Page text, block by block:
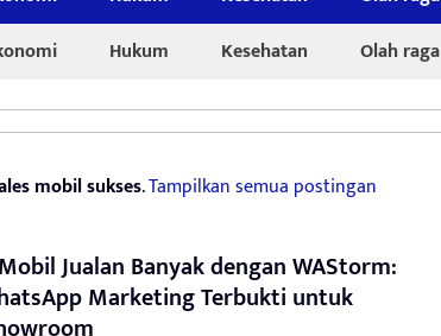
Hukum Kesehatan Olah raga
mobil sukses.Tampilkan semua postingan
Jualan Banyak dengan WAStorm:
Marketing Terbukti untuk